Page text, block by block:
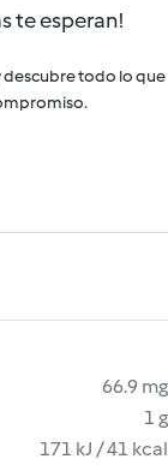
te esperan!
descubre todo lo que
66.9 mg
1 g
171 kJ / 41 kcal